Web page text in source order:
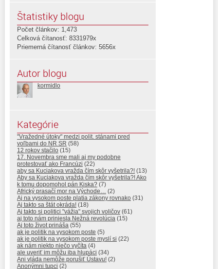
Štatistiky blogu
Počet článkov: 1,473
Celková čítanosť: 8331979x
Priemerná čítanosť článkov: 5656x
Autor blogu
kormidlo
Kategórie
"Vražedné útoky" medzi polit. stánami pred
voľbami do NR SR (58)
12 rokov stačilo (15)
17. Novembra sme mali aj my podobne
protestovať ako Francúzi (22)
aby sa Kuciakova vražda čím skôr vyšetrila?! (13)
Aby sa Kuciakova vražda čím skôr vyšetrila?! Ako
k tomu dopomohol pán Kiska? (7)
Africký prasačí mor na Východe… (2)
Aj na vysokom poste platia zákony rovnako (31)
Aj takto sa štát okráda! (18)
Aj takto si politici "vážia" svojich voličov (61)
aj toto nám priniesla Nežná revolúcia (15)
Aj toto život prináša (55)
ak je politik na vysokom poste (5)
ak je politik na vysokom poste myslí si (22)
ak nám niekto niečo vyčíta (4)
ale uveriť im môžu iba hlupáci (34)
Ani vláda nemôže porušiť Ústavu! (2)
Anonýmni tupci (2)